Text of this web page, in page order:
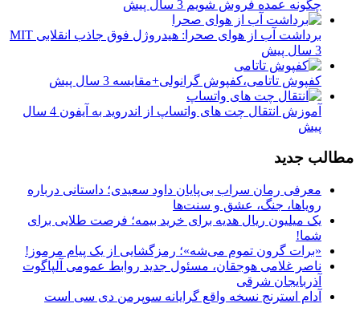
چگونه عمده فروش شویم 3 سال پیش
برداشت آب از هوای صحرا: هیدروژل فوق جاذب انقلابی MIT
3 سال پیش
کفپوش تاتامی،کفپوش گرانولی+مقایسه 3 سال پیش
آموزش انتقال چت های واتساپ از اندروید به آیفون
4 سال
پیش
مطالب جدید
معرفی رمان سراب بی‌پایان داود سعیدی؛ داستانی درباره
رویاها، جنگ، عشق و سنت‌ها
یک میلیون ریال هدیه برای خرید بیمه؛ فرصت طلایی برای
شما!
«برات گرون تموم می‌شه»؛ رمزگشایی از یک پیام مرموز!
ناصر غلامی هوجقان، مسئول جدید روابط عمومی آلپاگوت
آذربایجان شرقی
آدام استرنج نسخه واقع گرایانه سوپرمن دی سی است